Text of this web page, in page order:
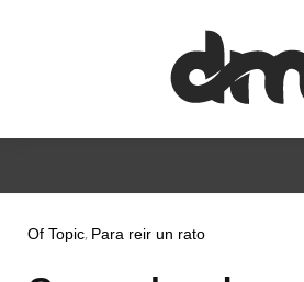
Of Topic Para reir un rato